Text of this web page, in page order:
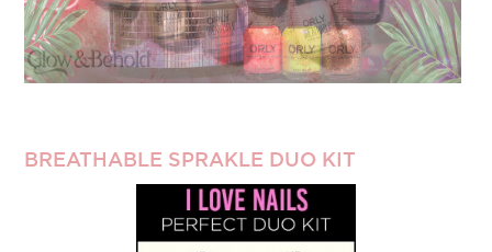
BREATHABLE SPRAKLE DUO KIT